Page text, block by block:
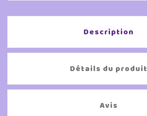
Description
Détails du produit
Avis